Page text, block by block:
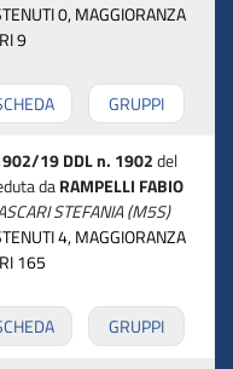
0, MAGGIORANZA
9
GRUPPI
19 DDL n. 1902del
daRAMPELLI FABIO
STEFANIA (M5S)
4, MAGGIORANZA
165
GRUPPI